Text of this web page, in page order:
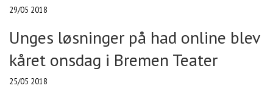
29/05 2018
Unges løsninger på had online blev
kåret onsdag i Bremen Teater
25/05 2018